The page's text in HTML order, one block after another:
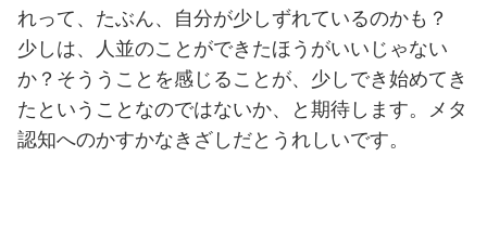
れって、たぶん、自分が少しずれているのかも？
少しは、人並のことができたほうがいいじゃない
か？そううことを感じることが、少しでき始めてき
たということなのではないか、と期待します。メタ
認知へのかすかなきざしだとうれしいです。